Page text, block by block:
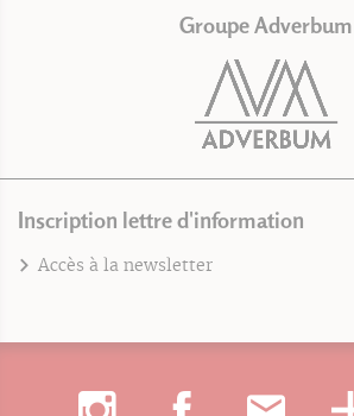
Groupe Adverbum
Inscription lettre d'information
Accès à la newsletter